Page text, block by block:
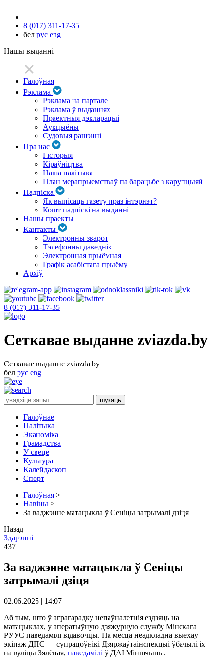
8 (017) 311-17-35
бел рус eng
Нашы выданні
Галоўная
Рэклама
Рэклама на партале
Рэклама ў выданнях
Праектныя дэкларацыі
Аукцыёны
Судовыя рашэнні
Пра нас
Гісторыя
Кіраўніцтва
Наша палітыка
План мерапрыемстваў па барацьбе з карупцыяй
Падпіска
Як выпісаць газету праз інтэрнэт?
Кошт падпіскі на выданні
Нашы праекты
Кантакты
Электронны зварот
Тэлефонны даведнік
Электронная прыёмная
Графік асабістага прыёму
Архіў
8 (017) 311-17-35
Сеткавае выданне zviazda.by
Сеткавае выданне zviazda.by
бел рус eng
Галоўнае
Палітыка
Эканоміка
Грамадства
У свеце
Культура
Калейдаскоп
Спорт
Галоўная >
Навіны >
За ваджэнне матацыкла ў Сеніцы затрымалі дзіця
Назад
Здарэннi
437
За ваджэнне матацыкла ў Сеніцы
затрымалі дзіця
02.06.2025 | 14:07
Аб тым, што ў аграгарадку непаўналетнія ездзяць на
матацыклах, у аператыўную дзяжурную службу Мінскага
РУУС паведамілі відавочцы. На месца неадкладна выехаў
экіпаж ДПС — супрацоўнікі Дзяржаўтаінспекцыі ўбачылі іх
на вуліцы Зялёная, паведамілі ў ДАІ Міншчыны.